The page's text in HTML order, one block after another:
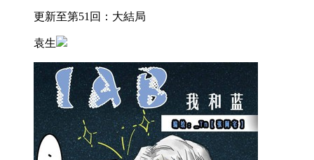
更新至第51回：大結局
袁生